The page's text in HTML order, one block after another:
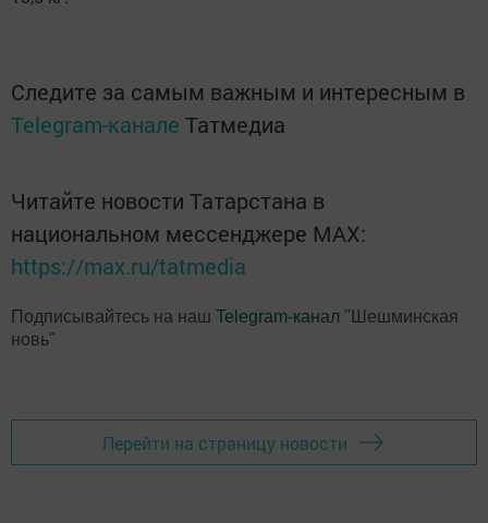
Следите за самым важным и интересным в
Telegram-канале Татмедиа
Читайте новости Татарстана в
национальном мессенджере MАХ:
https://max.ru/tatmedia
Подписывайтесь на наш Telegram-канал "Шешминская
новь"
Перейти на страницу новости